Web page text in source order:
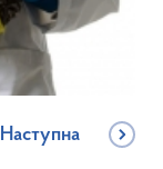
Наступна